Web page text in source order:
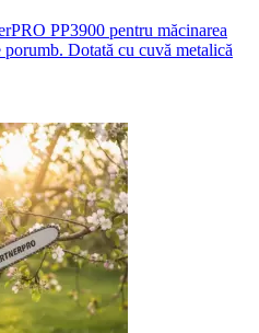
PP3900 pentru măcinarea
Dotată cu cuvă metalică